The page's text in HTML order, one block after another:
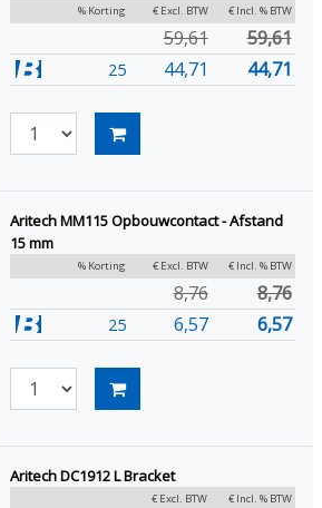
% Korting € Excl. BTW € Incl. % BTW
59,61 59,61
25 44,71 44,71
Aritech MM115 Opbouwcontact - Afstand
15 mm
% Korting € Excl. BTW € Incl. % BTW
8,76 8,76
25 6,57 6,57
Aritech DC1912 L Bracket
€ Excl. BTW € Incl. % BTW